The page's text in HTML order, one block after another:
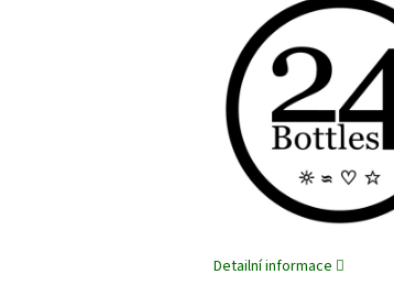
Detailní informace